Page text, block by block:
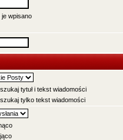
je wpisano
tytuł i tekst wiadomości
tylko tekst wiadomości